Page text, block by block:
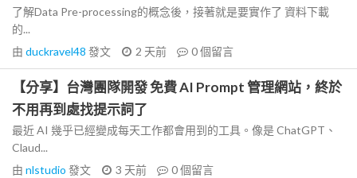
了解Data Pre-processing的概念後，接著就是要實作了 資料下載
的...
由 duckravel48 發文 2 天前 0個留言
【分享】台灣團隊開發 免費 AI Prompt 管理網站，終於
不用再到處找提示詞了
最近 AI 幾乎已經變成每天工作都會用到的工具。像是 ChatGPT、
Claud...
由 nlstudio 發文 3 天前 0個留言